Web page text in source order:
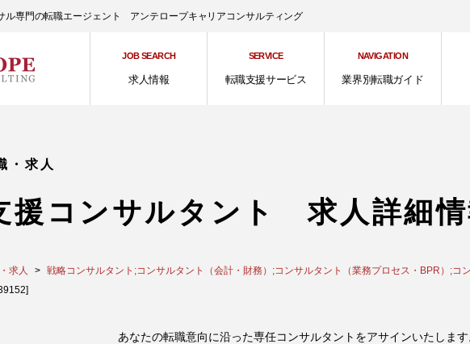
ル専門の転職エージェント アンテロープキャリアコンサルティング
JOB SEARCH
求人情報
SERVICE
転職支援サービス
NAVIGATION
業界別転職ガイド
・求人
援コンサルタント 求人詳細情
求人
戦略コンサルタント;コンサルタント（会計・財務）;コンサルタント（業務プロセス・BPR）;コ
あなたの転職意向に沿った専任コンサルタントをアサインいたします